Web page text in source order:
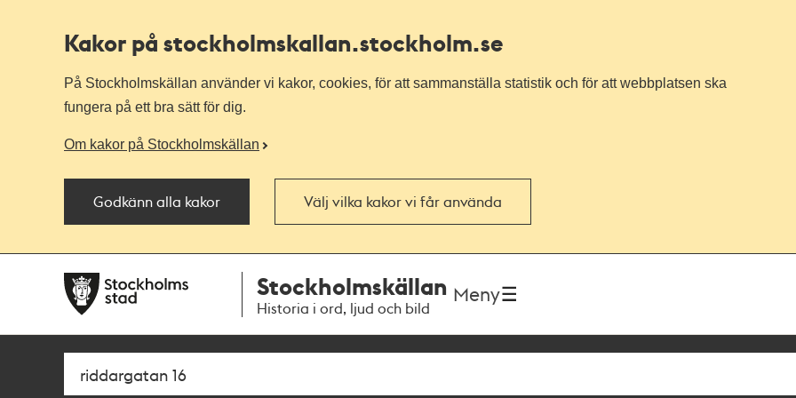
Kakor på stockholmskallan.stockholm.se
På Stockholmskällan använder vi kakor, cookies, för att sammanställa statistik och för att webbplatsen ska
fungera på ett bra sätt för dig.
Om kakor på Stockholmskällan
Godkänn alla kakor Välj vilka kakor vi får använda
navigationen
huvudinnehållet
Stockholmskällan
Historia i ord, ljud och bild
Meny
Sök